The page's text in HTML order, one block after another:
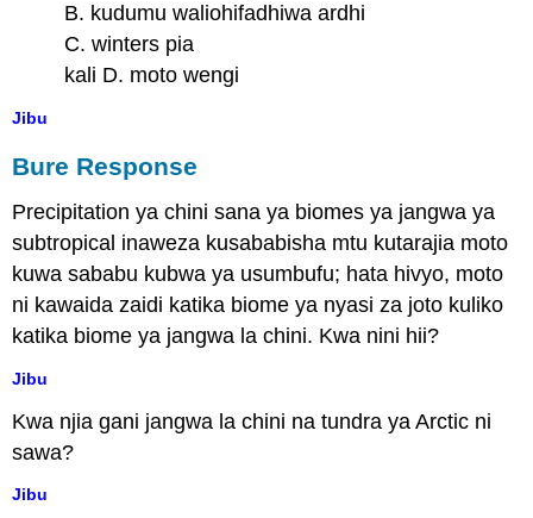
B. kudumu waliohifadhiwa ardhi
C. winters pia
kali D. moto wengi
Jibu
Bure Response
Precipitation ya chini sana ya biomes ya jangwa ya
subtropical inaweza kusababisha mtu kutarajia moto
kuwa sababu kubwa ya usumbufu; hata hivyo, moto
ni kawaida zaidi katika biome ya nyasi za joto kuliko
katika biome ya jangwa la chini. Kwa nini hii?
Jibu
Kwa njia gani jangwa la chini na tundra ya Arctic ni
sawa?
Jibu